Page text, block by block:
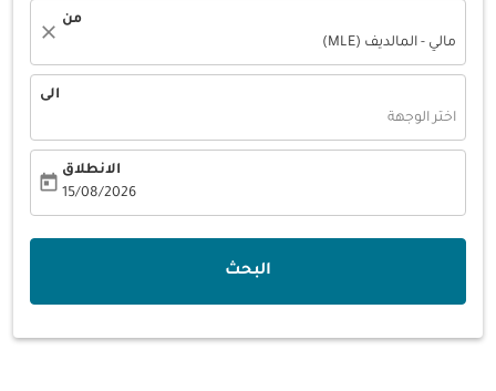
من
مالي - المالديف (MLE)
close
الى
اختر الوجهة
الانطلاق
15/08/2026
today
البحث